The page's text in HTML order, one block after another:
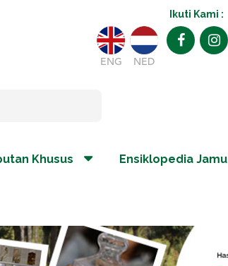
Ikuti Kami :
ENG NED
Khusus Ensiklopedia Jamu